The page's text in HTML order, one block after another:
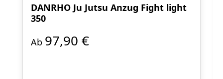
DANRHO Ju Jutsu Anzug Fight light
350
Ab 97,90 €